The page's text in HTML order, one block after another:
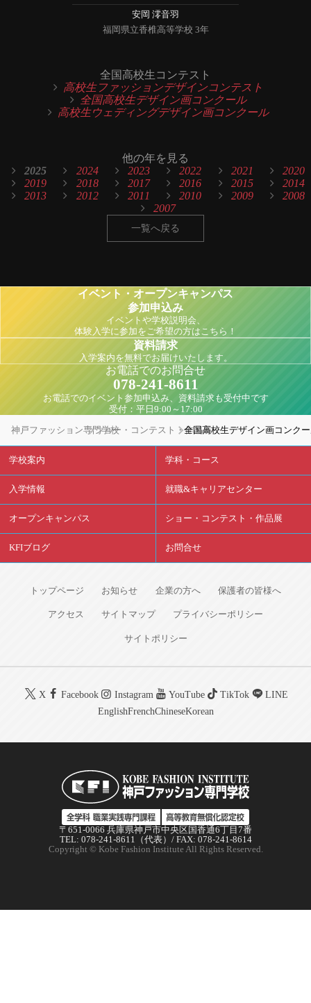
安岡 澪音羽
福岡県立香椎高等学校 3年
全国高校生コンテスト
高校生ファッションデザインコンテスト
全国高校生デザイン画コンクール
高校生ウェディングデザイン画コンクール
他の年を見る
2025
2024 2023 2022 2021
2020
2019
2018 2017 2016 2015
2014
2013
2012 2011 2010 2009
2008
2007
一覧へ戻る
イベント・オープンキャンパス
参加申込み
イベントや学校説明会、
体験入学に参加をご希望の方はこちら！
資料請求
入学案内を無料でお届けいたします。
お電話でのお問合せ
078-241-8611
お電話でのイベント参加申込み、資料請求も受付中です
受付：平日9:00～17:00
神戸ファッション専門学校ショー・コンテスト・作品展全国高校生デザイン画コンク
学校案内 学科・コース
入学情報 就職&キャリアセンター
オープンキャンパス ショー・コンテスト・作品展
KFIブログ お問合せ
トップページ お知らせ 企業の方へ 保護者の皆様へ
アクセス サイトマップ プライバシーポリシー
サイトポリシー
X Facebook Instagram YouTube TikTok
LINE
EnglishFrenchChineseKorean
〒651-0066 兵庫県神戸市中央区国香通6丁目7番
TEL: 078-241-8611（代表）/ FAX: 078-241-8614
Copyright © Kobe Fashion Institute All Rights Reserved.